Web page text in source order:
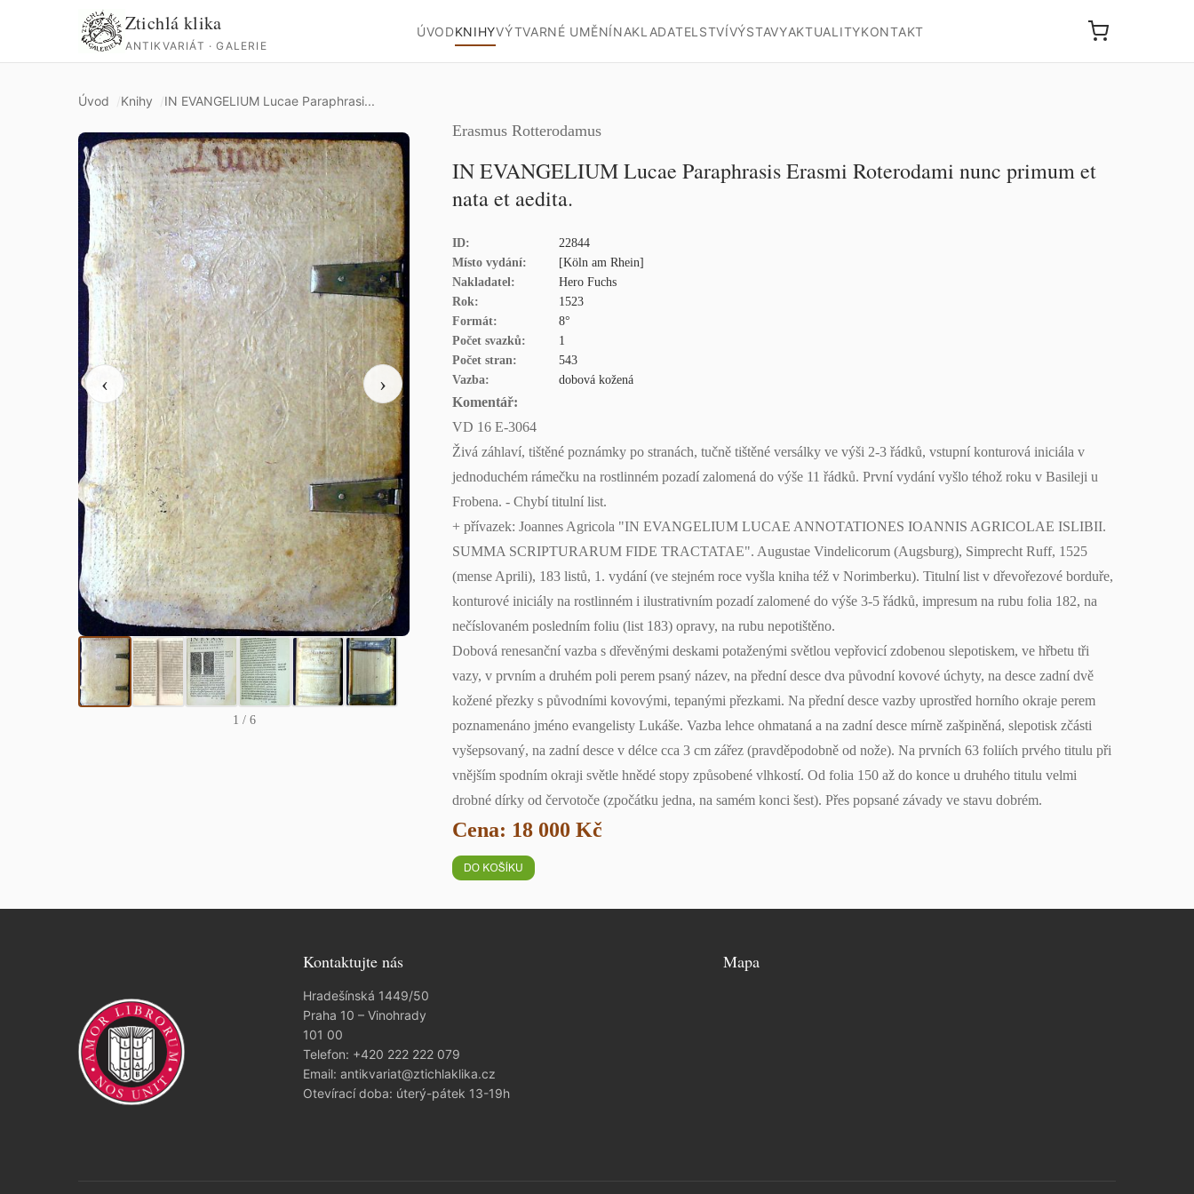
Ztichlá klika
ANTIKVARIÁT · GALERIE
ÚVODKNIHYVÝTVARNÉ UMĚNÍNAKLADATELSTVÍVÝSTAVYAKTUALITYKONTAKT
Úvod Knihy IN EVANGELIUM Lucae Paraphrasi...
‹ ›
1 / 6
Erasmus Rotterodamus
IN EVANGELIUM Lucae Paraphrasis Erasmi Roterodami nunc primum et
nata et aedita.
ID:
22844
Místo vydání:
[Köln am Rhein]
Nakladatel:
Hero Fuchs
Rok:
1523
Formát:
8°
Počet svazků:
1
Počet stran:
543
Vazba:
dobová kožená
Komentář:
VD 16 E-3064
Živá záhlaví, tištěné poznámky po stranách, tučně tištěné versálky ve výši 2-3 řádků, vstupní konturová iniciála v
jednoduchém rámečku na rostlinném pozadí zalomená do výše 11 řádků. První vydání vyšlo téhož roku v Basileji u
Frobena. - Chybí titulní list.
+ přívazek: Joannes Agricola "IN EVANGELIUM LUCAE ANNOTATIONES IOANNIS AGRICOLAE ISLIBII.
SUMMA SCRIPTURARUM FIDE TRACTATAE". Augustae Vindelicorum (Augsburg), Simprecht Ruff, 1525
(mense Aprili), 183 listů, 1. vydání (ve stejném roce vyšla kniha též v Norimberku). Titulní list v dřevořezové borduře,
konturové iniciály na rostlinném i ilustrativním pozadí zalomené do výše 3-5 řádků, impresum na rubu folia 182, na
nečíslovaném posledním foliu (list 183) opravy, na rubu nepotištěno.
Dobová renesanční vazba s dřevěnými deskami potaženými světlou vepřovicí zdobenou slepotiskem, ve hřbetu tři
vazy, v prvním a druhém poli perem psaný název, na přední desce dva původní kovové úchyty, na desce zadní dvě
kožené přezky s původními kovovými, tepanými přezkami. Na přední desce vazby uprostřed horního okraje perem
poznamenáno jméno evangelisty Lukáše. Vazba lehce ohmataná a na zadní desce mírně zašpiněná, slepotisk zčásti
vyšepsovaný, na zadní desce v délce cca 3 cm zářez (pravděpodobně od nože). Na prvních 63 foliích prvého titulu při
vnějším spodním okraji světle hnědé stopy způsobené vlhkostí. Od folia 150 až do konce u druhého titulu velmi
drobné dírky od červotoče (zpočátku jedna, na samém konci šest). Přes popsané závady ve stavu dobrém.
Cena: 18 000 Kč
Kontaktujte nás
Hradešínská 1449/50
Praha 10 – Vinohrady
101 00
Telefon: +420 222 222 079
Email: antikvariat@ztichlaklika.cz
Otevírací doba: úterý-pátek 13-19h
Mapa